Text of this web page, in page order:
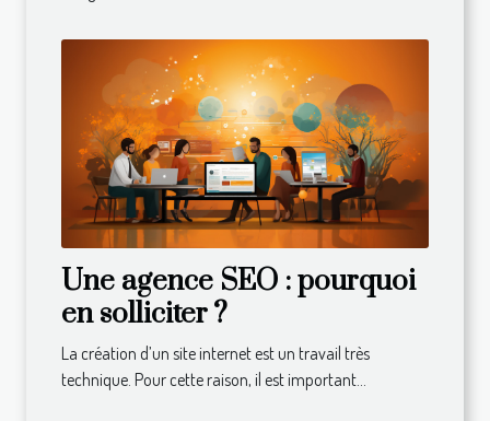
Une agence SEO : pourquoi
en solliciter ?
La création d’un site internet est un travail très
technique. Pour cette raison, il est important...